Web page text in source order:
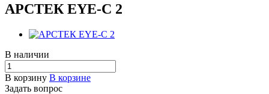
АРСТЕК EYE-C 2
В наличии
В корзину В корзине
Задать вопрос